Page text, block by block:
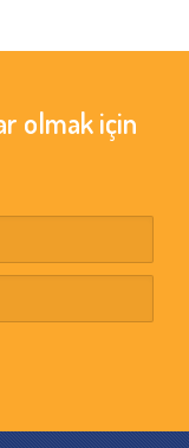
olmak için